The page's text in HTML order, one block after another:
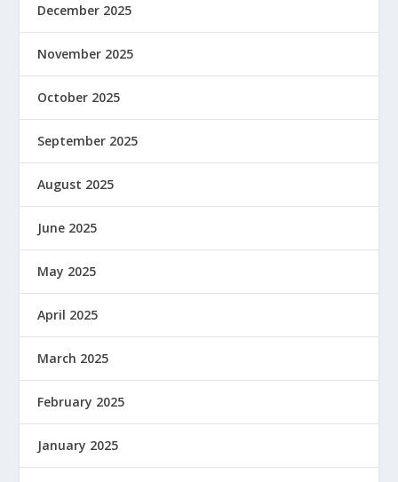
December 2025
November 2025
October 2025
September 2025
August 2025
June 2025
May 2025
April 2025
March 2025
February 2025
January 2025